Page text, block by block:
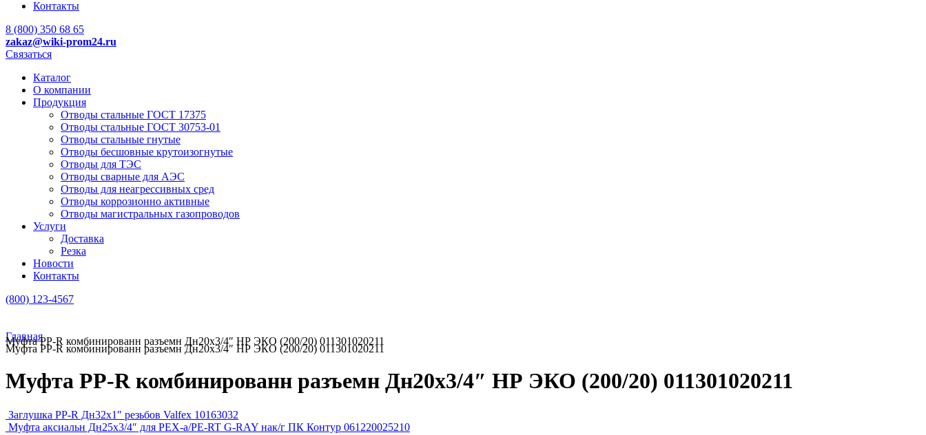
Контакты
8 (800) 350 68 65
zakaz@wiki-prom24.ru
Связаться
Каталог
О компании
Продукция
Отводы стальные ГОСТ 17375
Отводы стальные ГОСТ 30753-01
Отводы стальные гнутые
Отводы бесшовные крутоизогнутые
Отводы для ТЭС
Отводы сварные для АЭС
Отводы для неагрессивных сред
Отводы коррозионно активные
Отводы магистральных газопроводов
Услуги
Доставка
Резка
Новости
Контакты
(800) 123-4567
Главная
Муфта PP-R комбинированн разъемн Дн20х3/4″ НР ЭКО (200/20) 011301020211
Муфта PP-R комбинированн разъемн Дн20х3/4″ НР ЭКО (200/20) 011301020211
Муфта PP-R комбинированн разъемн Дн20х3/4″ НР ЭКО (200/20) 011301020211
Заглушка PP-R Дн32х1″ резьбов Valfex 10163032
Муфта аксиальн Дн25х3/4″ для PEX-а/PE-RT G-RAY нак/г ПК Контур 061220025210